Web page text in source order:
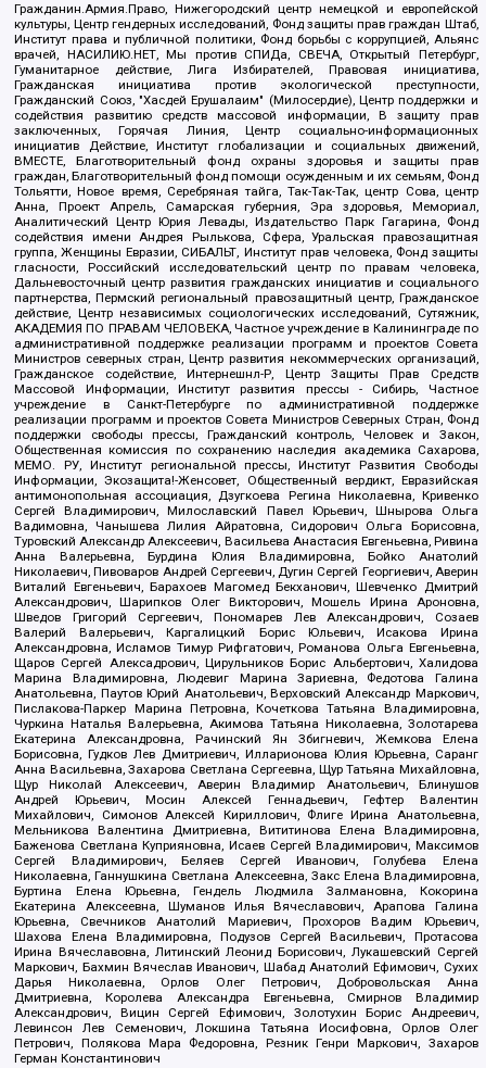
Гражданин.Армия.Право, Нижегородский центр немецкой и европейской
культуры, Центр гендерных исследований, Фонд защиты прав граждан Штаб,
Институт права и публичной политики, Фонд борьбы с коррупцией, Альянс
врачей, НАСИЛИЮ.НЕТ, Мы против СПИДа, СВЕЧА, Открытый Петербург,
Гуманитарное действие, Лига Избирателей, Правовая инициатива,
Гражданская инициатива против экологической преступности,
Гражданский Союз, "Хасдей Ерушалаим" (Милосердие), Центр поддержки и
содействия развитию средств массовой информации, В защиту прав
заключенных, Горячая Линия, Центр социально-информационных
инициатив Действие, Институт глобализации и социальных движений,
ВМЕСТЕ, Благотворительный фонд охраны здоровья и защиты прав
граждан, Благотворительный фонд помощи осужденным и их семьям, Фонд
Тольятти, Новое время, Серебряная тайга, Так-Так-Так, центр Сова, центр
Анна, Проект Апрель, Самарская губерния, Эра здоровья, Мемориал,
Аналитический Центр Юрия Левады, Издательство Парк Гагарина, Фонд
содействия имени Андрея Рылькова, Сфера, Уральская правозащитная
группа, Женщины Евразии, СИБАЛЬТ, Институт прав человека, Фонд защиты
гласности, Российский исследовательский центр по правам человека,
Дальневосточный центр развития гражданских инициатив и социального
партнерства, Пермский региональный правозащитный центр, Гражданское
действие, Центр независимых социологических исследований, Сутяжник,
АКАДЕМИЯ ПО ПРАВАМ ЧЕЛОВЕКА, Частное учреждение в Калининграде по
административной поддержке реализации программ и проектов Совета
Министров северных стран, Центр развития некоммерческих организаций,
Гражданское содействие, Интернешнл-Р, Центр Защиты Прав Средств
Массовой Информации, Институт развития прессы - Сибирь, Частное
учреждение в Санкт-Петербурге по административной поддержке
реализации программ и проектов Совета Министров Северных Стран, Фонд
поддержки свободы прессы, Гражданский контроль, Человек и Закон,
Общественная комиссия по сохранению наследия академика Сахарова,
МЕМО. РУ, Институт региональной прессы, Институт Развития Свободы
Информации, Экозащита!-Женсовет, Общественный вердикт, Евразийская
антимонопольная ассоциация, Дзугкоева Регина Николаевна, Кривенко
Сергей Владимирович, Милославский Павел Юрьевич, Шнырова Ольга
Вадимовна, Чанышева Лилия Айратовна, Сидорович Ольга Борисовна,
Туровский Александр Алексеевич, Васильева Анастасия Евгеньевна, Ривина
Анна Валерьевна, Бурдина Юлия Владимировна, Бойко Анатолий
Николаевич, Пивоваров Андрей Сергеевич, Дугин Сергей Георгиевич, Аверин
Виталий Евгеньевич, Барахоев Магомед Бекханович, Шевченко Дмитрий
Александрович, Шарипков Олег Викторович, Мошель Ирина Ароновна,
Шведов Григорий Сергеевич, Пономарев Лев Александрович, Созаев
Валерий Валерьевич, Каргалицкий Борис Юльевич, Исакова Ирина
Александровна, Исламов Тимур Рифгатович, Романова Ольга Евгеньевна,
Щаров Сергей Алексадрович, Цирульников Борис Альбертович, Халидова
Марина Владимировна, Людевиг Марина Зариевна, Федотова Галина
Анатольевна, Паутов Юрий Анатольевич, Верховский Александр Маркович,
Пислакова-Паркер Марина Петровна, Кочеткова Татьяна Владимировна,
Чуркина Наталья Валерьевна, Акимова Татьяна Николаевна, Золотарева
Екатерина Александровна, Рачинский Ян Збигневич, Жемкова Елена
Борисовна, Гудков Лев Дмитриевич, Илларионова Юлия Юрьевна, Саранг
Анна Васильевна, Захарова Светлана Сергеевна, Щур Татьяна Михайловна,
Щур Николай Алексеевич, Аверин Владимир Анатольевич, Блинушов
Андрей Юрьевич, Мосин Алексей Геннадьевич, Гефтер Валентин
Михайлович, Симонов Алексей Кириллович, Флиге Ирина Анатольевна,
Мельникова Валентина Дмитриевна, Вититинова Елена Владимировна,
Баженова Светлана Куприяновна, Исаев Сергей Владимирович, Максимов
Сергей Владимирович, Беляев Сергей Иванович, Голубева Елена
Николаевна, Ганнушкина Светлана Алексеевна, Закс Елена Владимировна,
Буртина Елена Юрьевна, Гендель Людмила Залмановна, Кокорина
Екатерина Алексеевна, Шуманов Илья Вячеславович, Арапова Галина
Юрьевна, Свечников Анатолий Мариевич, Прохоров Вадим Юрьевич,
Шахова Елена Владимировна, Подузов Сергей Васильевич, Протасова
Ирина Вячеславовна, Литинский Леонид Борисович, Лукашевский Сергей
Маркович, Бахмин Вячеслав Иванович, Шабад Анатолий Ефимович, Сухих
Дарья Николаевна, Орлов Олег Петрович, Добровольская Анна
Дмитриевна, Королева Александра Евгеньевна, Смирнов Владимир
Александрович, Вицин Сергей Ефимович, Золотухин Борис Андреевич,
Левинсон Лев Семенович, Локшина Татьяна Иосифовна, Орлов Олег
Петрович, Полякова Мара Федоровна, Резник Генри Маркович, Захаров
Герман Константинович